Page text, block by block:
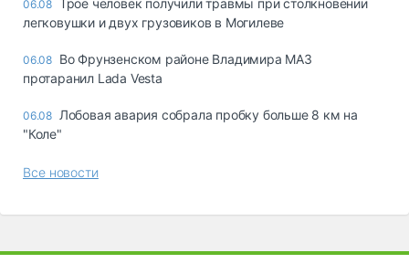
06.08 Трое человек получили травмы при столкновении
легковушки и двух грузовиков в Могилеве
06.08 Во Фрунзенском районе Владимира МАЗ
протаранил Lada Vesta
06.08 Лобовая авария собрала пробку больше 8 км на
"Коле"
Все новости